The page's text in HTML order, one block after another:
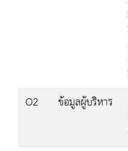
O2
ข้อมูลผู้บริหาร